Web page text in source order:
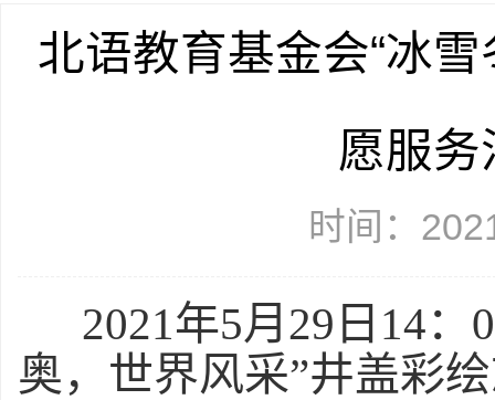
北语教育基金会“冰
愿服
时间：
2021年5月29日14：
奥，世界风采”井盖彩